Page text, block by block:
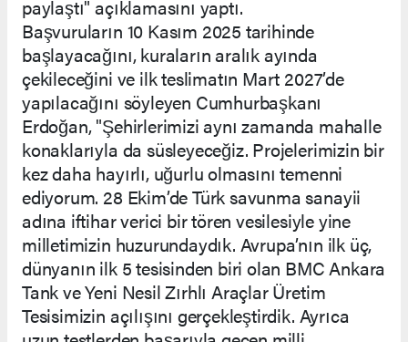
paylaştı" açıklamasını yaptı.
Başvuruların 10 Kasım 2025 tarihinde
başlayacağını, kuraların aralık ayında
çekileceğini ve ilk teslimatın Mart 2027’de
yapılacağını söyleyen Cumhurbaşkanı
Erdoğan, "Şehirlerimizi aynı zamanda mahalle
konaklarıyla da süsleyeceğiz. Projelerimizin bir
kez daha hayırlı, uğurlu olmasını temenni
ediyorum. 28 Ekim’de Türk savunma sanayii
adına iftihar verici bir tören vesilesiyle yine
milletimizin huzurundaydık. Avrupa’nın ilk üç,
dünyanın ilk 5 tesisinden biri olan BMC Ankara
Tank ve Yeni Nesil Zırhlı Araçlar Üretim
Tesisimizin açılışını gerçekleştirdik. Ayrıca